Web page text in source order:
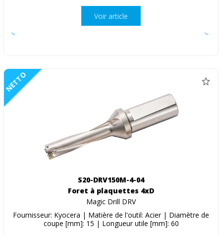
Voir article
NETTO
S20-DRV150M-4-04
Foret à plaquettes 4xD
Magic Drill DRV
Fournisseur: Kyocera | Matière de l'outil: Acier | Diamètre de
coupe [mm]: 15 | Longueur utile [mm]: 60